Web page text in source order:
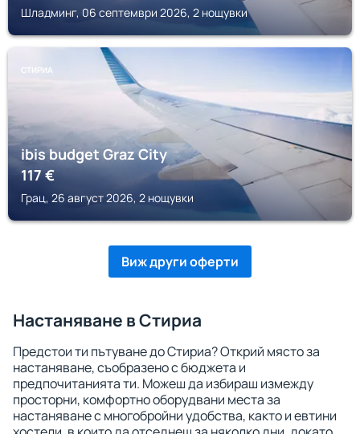
Шладминг, 06 септември 2026, 2 нощувки
СТИРИА
ibis budget Graz City
117€
Грац, 26 август 2026, 2 нощувки
Виж други оферти
Настаняване в Стириа
Предстои ти пътуване до Стириа? Открий място за
настаняване, съобразено с бюджета и
предпочитанията ти. Можеш да избираш измежду
просторни, комфортно оборудвани места за
настаняване с многобройни удобства, както и евтини